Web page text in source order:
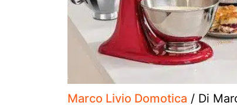
Marco Livio Domotica / Di